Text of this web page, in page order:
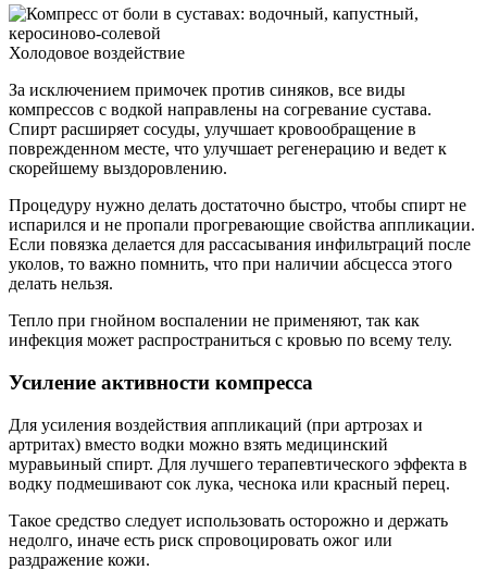
Холодовое воздействие
За исключением примочек против синяков, все виды
компрессов с водкой направлены на согревание сустава.
Спирт расширяет сосуды, улучшает кровообращение в
поврежденном месте, что улучшает регенерацию и ведет к
скорейшему выздоровлению.
Процедуру нужно делать достаточно быстро, чтобы спирт не
испарился и не пропали прогревающие свойства аппликации.
Если повязка делается для рассасывания инфильтраций после
уколов, то важно помнить, что при наличии абсцесса этого
делать нельзя.
Тепло при гнойном воспалении не применяют, так как
инфекция может распространиться с кровью по всему телу.
Усиление активности компресса
Для усиления воздействия аппликаций (при артрозах и
артритах) вместо водки можно взять медицинский
муравьиный спирт. Для лучшего терапевтического эффекта в
водку подмешивают сок лука, чеснока или красный перец.
Такое средство следует использовать осторожно и держать
недолго, иначе есть риск спровоцировать ожог или
раздражение кожи.